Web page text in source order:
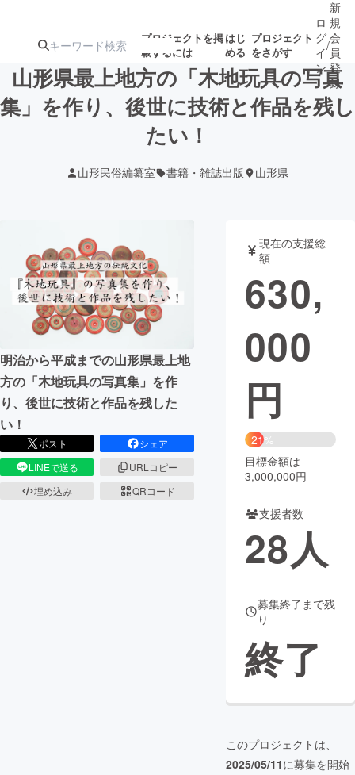
プロジェクトを掲
載するには
はじ
める
プロジェクト
をさがす
注目の新着プロ 募集終了が近いプ
テクノロジー・ガジェット
映像・映画 書籍・雑誌
チャレンジ
まちづくり・地域活性化
CAMPFIRE for Social Good CAMPFIRE Creation
CAMPFIREふるさと納税
コミュニティ
ロ
グ
イ
ン
/
新
規
会
員
登
録
山形県最上地方の「木地玩具の写真
集」を作り、後世に技術と作品を残し
たい！
山形民俗編纂室 書籍・雑誌出版 山形県
明治から平成までの山形県最上地
方の「木地玩具の写真集」を作
り、後世に技術と作品を残した
い！
ポスト
シェア
LINEで送る
URLコピー
埋め込み
QRコード
現在の支援総
額
630,
000
円
21%
目標金額は
3,000,000円
支援者数
28人
募集終了まで残
り
終了
このプロジェクトは、
2025/05/11に募集を開始